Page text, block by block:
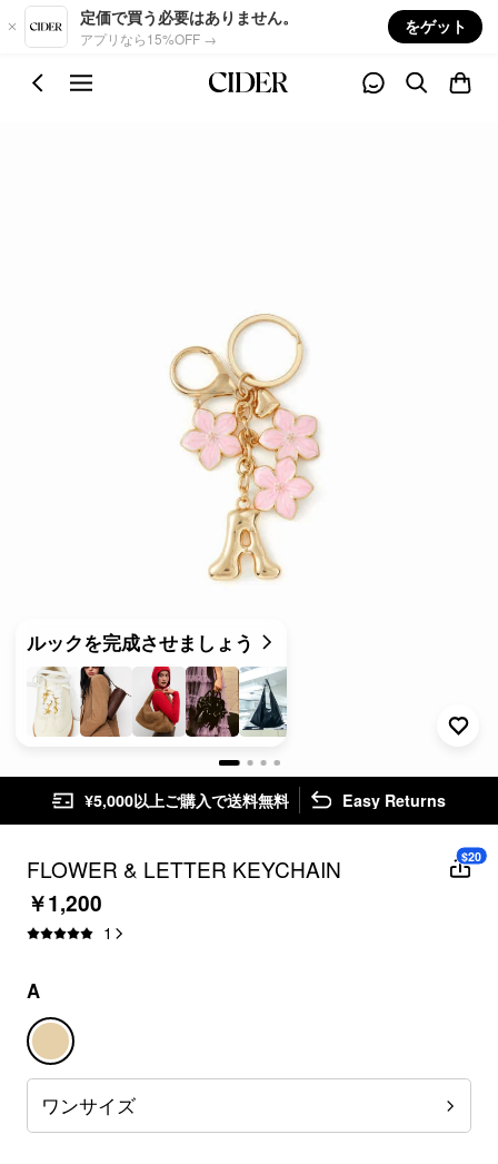
Skip to main content
定価で買う必要はありません。
アプリなら15%OFF →
をゲット
ルックを完成させましょう
¥5,000以上ご購入で送料無料 Easy Returns
FLOWER & LETTER KEYCHAIN
￥1,200
1
$20
A
ワンサイズ